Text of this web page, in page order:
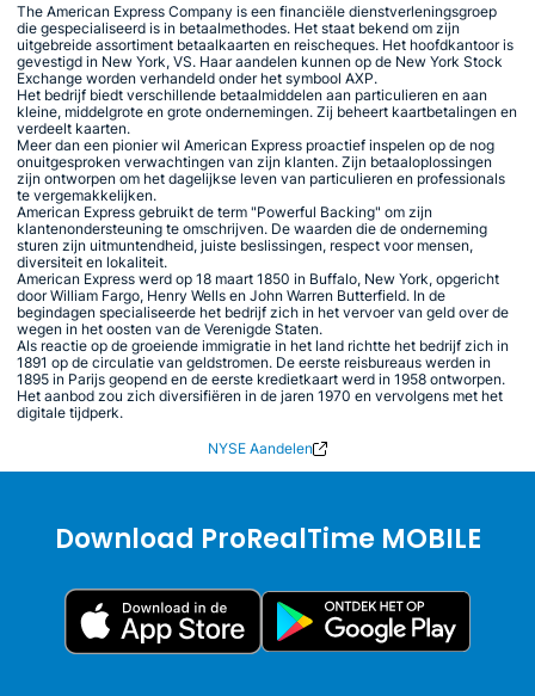
The American Express Company is een financiële dienstverleningsgroep
die gespecialiseerd is in betaalmethodes. Het staat bekend om zijn
uitgebreide assortiment betaalkaarten en reischeques. Het hoofdkantoor is
gevestigd in New York, VS. Haar aandelen kunnen op de New York Stock
Exchange worden verhandeld onder het symbool AXP.
Het bedrijf biedt verschillende betaalmiddelen aan particulieren en aan
kleine, middelgrote en grote ondernemingen. Zij beheert kaartbetalingen en
verdeelt kaarten.
Meer dan een pionier wil American Express proactief inspelen op de nog
onuitgesproken verwachtingen van zijn klanten. Zijn betaaloplossingen
zijn ontworpen om het dagelijkse leven van particulieren en professionals
te vergemakkelijken.
American Express gebruikt de term "Powerful Backing" om zijn
klantenondersteuning te omschrijven. De waarden die de onderneming
sturen zijn uitmuntendheid, juiste beslissingen, respect voor mensen,
diversiteit en lokaliteit.
American Express werd op 18 maart 1850 in Buffalo, New York, opgericht
door William Fargo, Henry Wells en John Warren Butterfield. In de
begindagen specialiseerde het bedrijf zich in het vervoer van geld over de
wegen in het oosten van de Verenigde Staten.
Als reactie op de groeiende immigratie in het land richtte het bedrijf zich in
1891 op de circulatie van geldstromen. De eerste reisbureaus werden in
1895 in Parijs geopend en de eerste kredietkaart werd in 1958 ontworpen.
Het aanbod zou zich diversifiëren in de jaren 1970 en vervolgens met het
digitale tijdperk.
NYSE Aandelen
Download ProRealTime MOBILE